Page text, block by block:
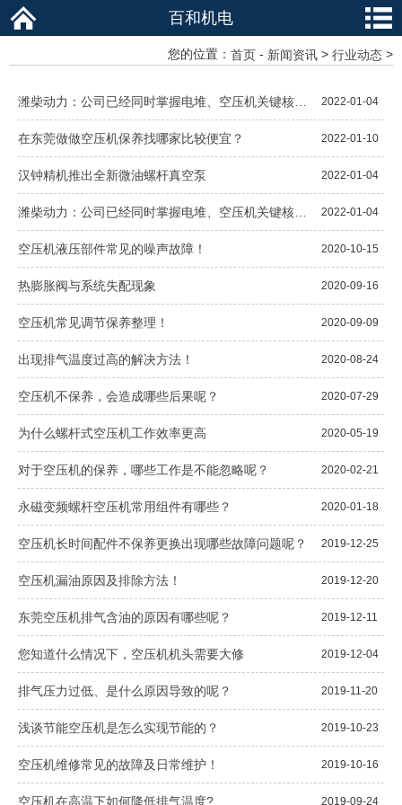
百和机电
您的位置： 首页 - 新闻资讯 > 行业动态 >
2022-01-04
在东莞做做空压机保养找哪家比较便宜？ 2022-01-10
汉钟精机推出全新微油螺杆真空泵 2022-01-04
2022-01-04
空压机液压部件常见的噪声故障！ 2020-10-15
热膨胀阀与系统失配现象 2020-09-16
空压机常见调节保养整理！ 2020-09-09
出现排气温度过高的解决方法！ 2020-08-24
空压机不保养，会造成哪些后果呢？ 2020-07-29
为什么螺杆式空压机工作效率更高 2020-05-19
对于空压机的保养，哪些工作是不能忽略呢？ 2020-02-21
永磁变频螺杆空压机常用组件有哪些？ 2020-01-18
空压机长时间配件不保养更换出现哪些故障问题呢？ 2019-12-25
空压机漏油原因及排除方法！ 2019-12-20
东莞空压机排气含油的原因有哪些呢？ 2019-12-11
您知道什么情况下，空压机机头需要大修 2019-12-04
排气压力过低、是什么原因导致的呢？ 2019-11-20
浅谈节能空压机是怎么实现节能的？ 2019-10-23
空压机维修常见的故障及日常维护！ 2019-10-16
空压机在高温下如何降低排气温度? 2019-09-24